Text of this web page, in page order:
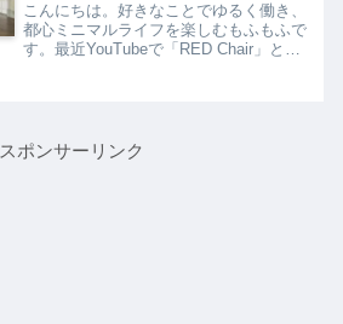
こんにちは。好きなことでゆるく働き、
都心ミニマルライフを楽しむもふもふで
す。最近YouTubeで「RED Chair」とい
スポンサーリンク